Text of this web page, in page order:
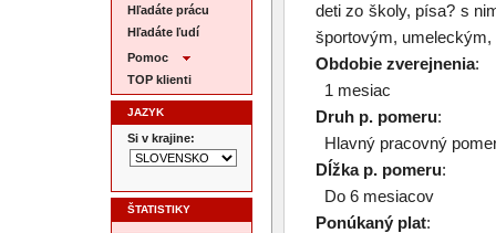
Hľadáte prácu
Hľadáte ľudí
Pomoc
TOP klienti
JAZYK
Si v krajine:
ŠTATISTIKY
deti zo školy, písa? s
športovým,
Obdobie zverejnenia:
1 mesiac
Druh p. pomeru:
Hlavný pracovný
Dĺžka p. pomeru:
Do 6 mesiacov
Ponúkaný plat: